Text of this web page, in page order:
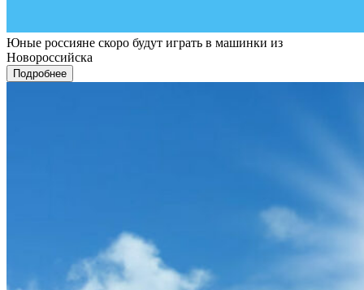
Юные россияне скоро будут играть в машинки из
Новороссийска
Подробнее